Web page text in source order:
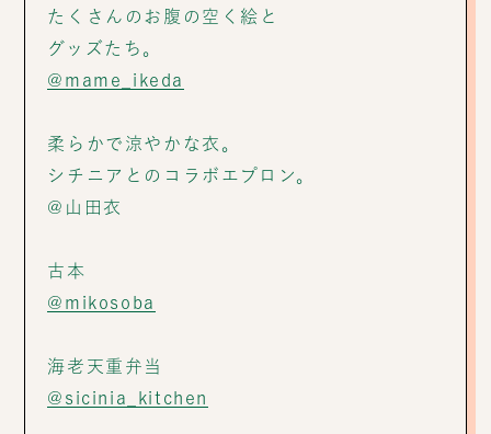
たくさんのお腹の空く絵と
グッズたち。
@mame_ikeda
柔らかで涼やかな衣。
シチニアとのコラボエプロン。
@山田衣
古本
@mikosoba
海老天重弁当
@sicinia_kitchen